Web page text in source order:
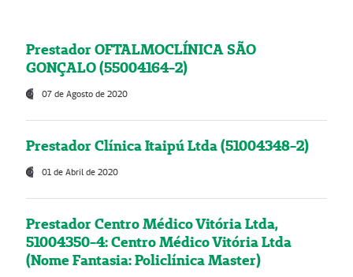
Prestador OFTALMOCLÍNICA SÃO
GONÇALO (55004164-2)
07 de Agosto de 2020
Prestador Clínica Itaipú Ltda (51004348-2)
01 de Abril de 2020
Prestador Centro Médico Vitória Ltda,
51004350-4: Centro Médico Vitória Ltda
(Nome Fantasia: Policlínica Master)